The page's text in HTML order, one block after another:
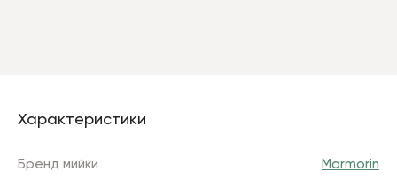
Характеристики
Бренд мийки Marmorin